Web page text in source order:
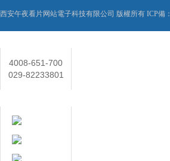
西安午夜看片网站電子科技有限公司 版權所有 ICP備：
4008-651-700
029-82233801